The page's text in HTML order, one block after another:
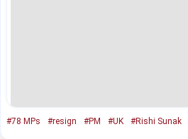
#78 MPs #resign #PM #UK #Rishi Sunak